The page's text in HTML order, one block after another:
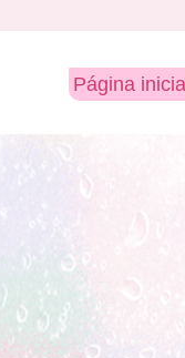
Página